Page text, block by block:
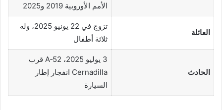
الأمم الأوروبية 2019 و2025
العائلة
تزوج في 22 يونيو 2025، وله
ثلاثة أطفال
الحادث
3 يوليو 2025، A‑52 قرب
Cernadilla انفجار إطار
السيارة